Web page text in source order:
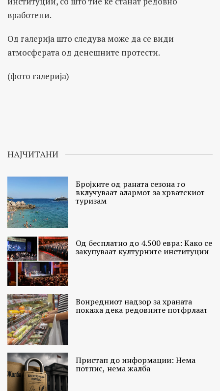
вработени.
Од галерија што следува може да се види
атмосферата од денешните протести.
(фото галерија)
НАЈЧИТАНИ
Бројките од раната сезона го
вклучуваат алармот за хрватскиот
туризам
Од бесплатно до 4.500 евра: Како се
закупуваат културните институции
Вонредниот надзор за храната
покажа дека редовните потфрлаат
Пристап до информации: Нема
потпис, нема жалба